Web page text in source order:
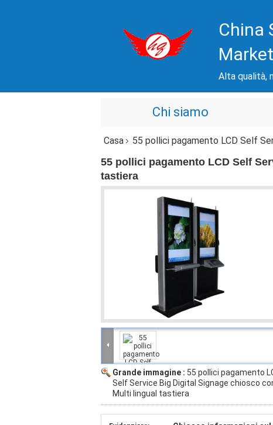
China
Alta qualità,
Chi siamo
Casa 55 pollici pagamento LCD Self
55 pollici pagamento LCD Self
tastiera
Grande immagine : 55 pollici pagamento
Self Service Big Digital Signage chiosco
Multi lingual tastiera